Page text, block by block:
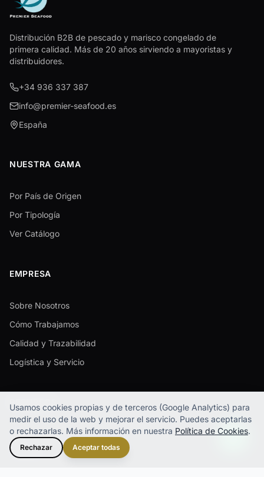
Distribución B2B de pescado y marisco congelado de
primera calidad. Más de 20 años sirviendo a mayoristas y
distribuidores.
+34 936 337 387
info@premier-seafood.es
España
NUESTRA GAMA
Por País de Origen
Por Tipología
Ver Catálogo
EMPRESA
Sobre Nosotros
Cómo Trabajamos
Calidad y Trazabilidad
Logística y Servicio
RECURSOS
FAQ
Recursos
Usamos cookies propias y de terceros (Google Analytics) para
medir el uso de la web y mejorar el servicio. Puedes aceptarlas
o rechazarlas. Más información en nuestra Política de Cookies.
Rechazar Aceptar todas